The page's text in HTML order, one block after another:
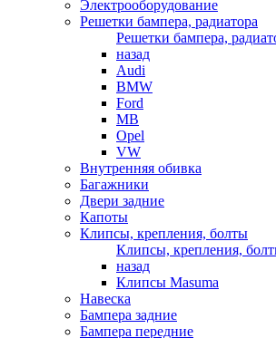
Электрооборудование
Решетки бампера, радиатора
Решетки бампера,
назад
Audi
BMW
Ford
MB
Opel
VW
Внутренняя обивка
Багажники
Двери задние
Капоты
Клипсы, крепления, болты
Клипсы, крепления,
назад
Клипсы Masuma
Навеска
Бампера задние
Бампера передние